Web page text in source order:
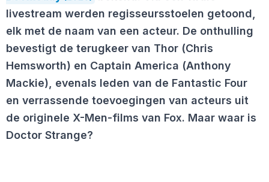
livestream werden regisseursstoelen getoond,
elk met de naam van een acteur. De onthulling
bevestigt de terugkeer van Thor (Chris
Hemsworth) en Captain America (Anthony
Mackie), evenals leden van de Fantastic Four
en verrassende toevoegingen van acteurs uit
de originele X-Men-films van Fox. Maar waar is
Doctor Strange?